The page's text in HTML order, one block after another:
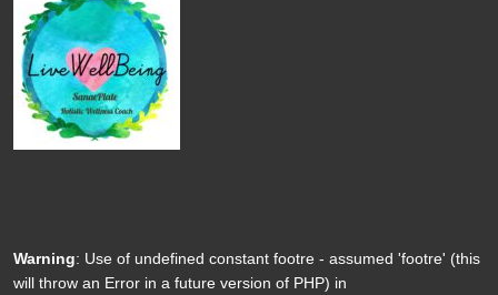
Warning: Use of undefined constant footre - assumed 'footre' (this
will throw an Error in a future version of PHP) in